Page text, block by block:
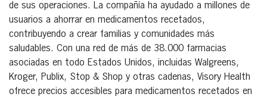
de sus operaciones. La compañía ha ayudado a millones de
usuarios a ahorrar en medicamentos recetados,
contribuyendo a crear familias y comunidades más
saludables. Con una red de más de 38.000 farmacias
asociadas en todo Estados Unidos, incluidas Walgreens,
Kroger, Publix, Stop & Shop y otras cadenas, Visory Health
ofrece precios accesibles para medicamentos recetados en